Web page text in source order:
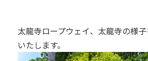
太龍寺ロープウェイ、太龍寺の様
いたします。